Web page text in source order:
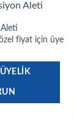
fiyat için üye